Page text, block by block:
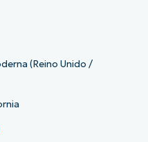
(Reino Unido /